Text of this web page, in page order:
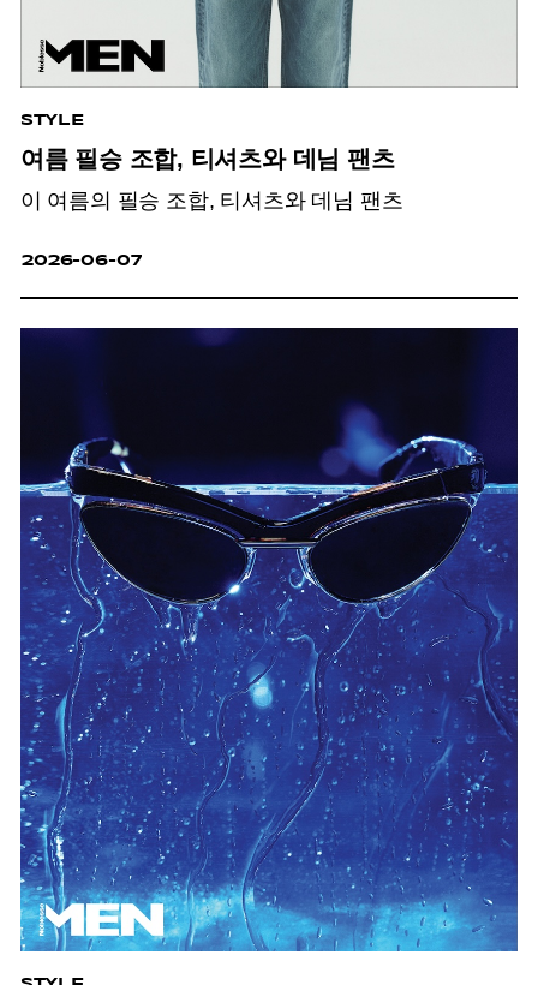
STYLE
여름 필승 조합, 티셔츠와 데님 팬츠
이 여름의 필승 조합, 티셔츠와 데님 팬츠
2026-06-07